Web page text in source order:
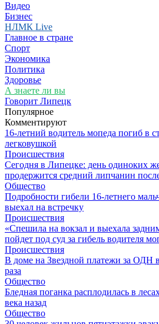
Видео
Бизнес
НЛМК Live
Главное в стране
Спорт
Экономика
Политика
Здоровье
А знаете ли вы
Говорит Липецк
Популярное
Комментируют
16-летний водитель мопеда погиб в
легковушкой
Происшествия
Сегодня в Липецке: день одиноких
продержится средний липчанин
Общество
Подробности гибели 16-летнего
выехал на встречку
Происшествия
«Спешила на вокзал и выехала
пойдет под суд за гибель водителя
Происшествия
В доме на Звездной платежи за ОДН
раза
Общество
Бледная поганка расплодилась в
века назад
Общество